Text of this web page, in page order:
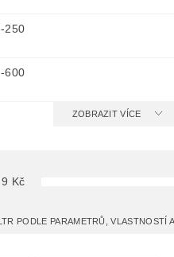
250
600
ZOBRAZIT VÍCE
9 Kč
PODLE PARAMETRŮ, VLASTNOSTÍ